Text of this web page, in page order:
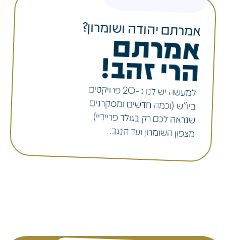
אמרתם יהודה ושומרון?
אמרתם
הרי זהב!
למעשה יש לנו כ-20 פרויקטים
ביו"ש (וכמה חדשים ומסקרנים
שנראה לכם רק בגולד פריידיי)
מצפון השומרון ועד הנגב.